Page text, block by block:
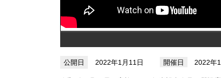
2022年1月11日 2022年